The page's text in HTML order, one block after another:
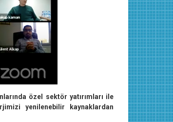
özel sektör yatırımları ile
yenilenebilir kaynaklardan